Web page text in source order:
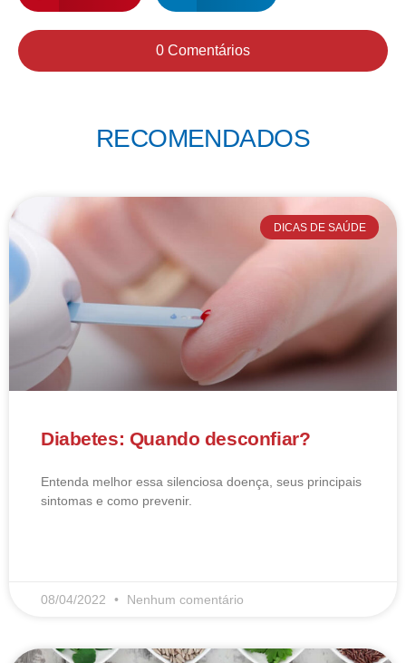
0 Comentários
RECOMENDADOS
DICAS DE SAÚDE
Diabetes: Quando desconfiar?
Entenda melhor essa silenciosa doença, seus principais
sintomas e como prevenir.
08/04/2022 Nenhum comentário